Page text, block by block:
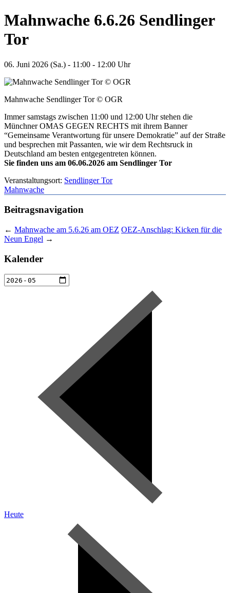
Mahnwache 6.6.26 Sendlinger
Tor
06. Juni 2026 (Sa.) - 11:00 - 12:00 Uhr
Mahnwache Sendlinger Tor © OGR
Immer samstags zwischen 11:00 und 12:00 Uhr stehen die
Münchner OMAS GEGEN RECHTS mit ihrem Banner
“Gemeinsame Verantwortung für unsere Demokratie” auf der Straße
und besprechen mit Passanten, wie wir dem Rechtsruck in
Deutschland am besten entgegentreten können.
Sie finden uns am 06.06.2026 am Sendlinger Tor
Veranstaltungsort: Sendlinger Tor
Mahnwache
Beitragsnavigation
← Mahnwache am 5.6.26 am OEZ OEZ-Anschlag: Kicken für die
Neun Engel →
Kalender
Heute